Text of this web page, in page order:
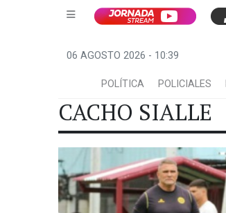
06 AGOSTO 2026 - 10:39
POLÍTICA POLICIALES
CACHO SIALLE